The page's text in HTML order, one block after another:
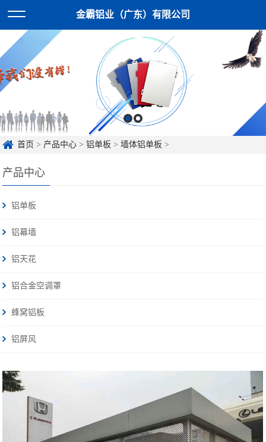
金霸铝业（广东）有限公司
首页 > 产品中心 >铝单板 >墙体铝单板 >
产品中心
铝单板
铝幕墙
铝天花
铝合金空调罩
蜂窝铝板
铝屏风